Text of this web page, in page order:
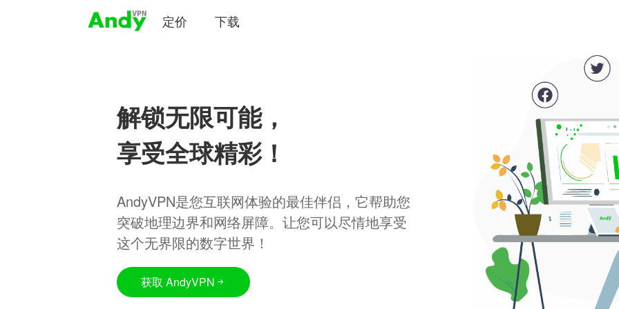
定价 下载
解锁无限可能，
享受全球精彩！
AndyVPN是您互联网体验的最佳伴侣，它帮助您
突破地理边界和网络屏障。让您可以尽情地享受
这个无界限的数字世界！
获取 AndyVPN